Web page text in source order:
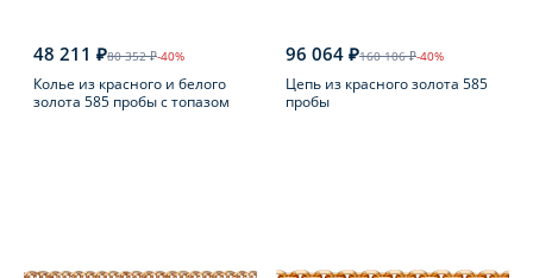
48 211 ₽80 352 ₽-40%
Колье из красного и белого
золота 585 пробы с топазом
96 064 ₽160 106 ₽-40%
Цепь из красного золота 585
пробы